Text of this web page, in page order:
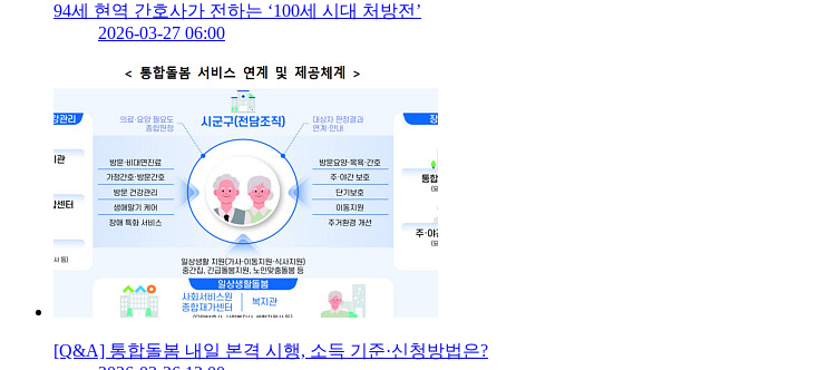
94세 현역 간호사가 전하는 ‘100세 시대 처방전’
2026-03-27 06:00
[Q&A] 통합돌봄 내일 본격 시행, 소득 기준·신청방법은?